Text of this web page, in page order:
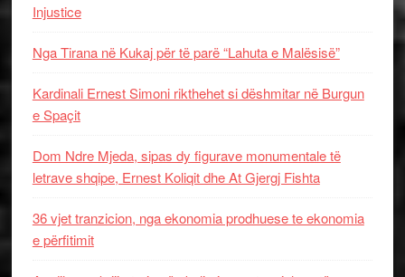
Injustice
Nga Tirana në Kukaj për të parë “Lahuta e Malësisë”
Kardinali Ernest Simoni rikthehet si dëshmitar në Burgun
e Spaçit
Dom Ndre Mjeda, sipas dy figurave monumentale të
letrave shqipe, Ernest Koliqit dhe At Gjergj Fishta
36 vjet tranzicion, nga ekonomia prodhuese te ekonomia
e përfitimit